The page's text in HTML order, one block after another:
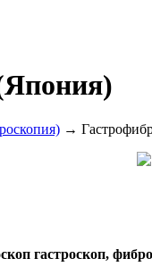
→
гастроскоп,